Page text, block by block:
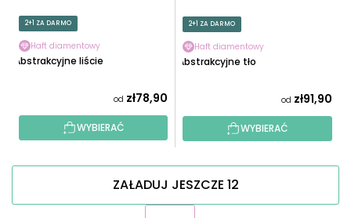
2+1 ZA DARMO
Haft diamentowy
Abstrakcyjne liście
od zł78,90
WYBIERAĆ
2+1 ZA DARMO
Haft diamentowy
Abstrakcyjne tło
od zł91,90
WYBIERAĆ
ZAŁADUJ JESZCZE 12
P